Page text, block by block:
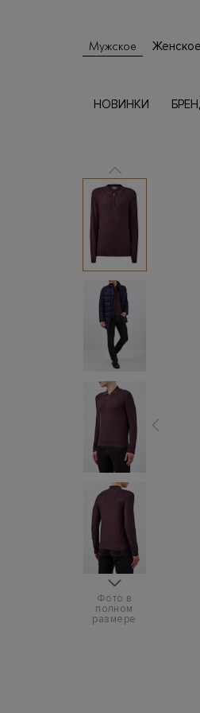
Мужское Женское
НОВИНКИ
Фото в
полном
размере